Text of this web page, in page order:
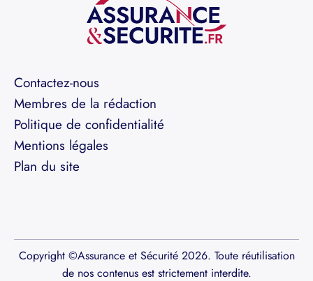
Contactez-nous
Membres de la rédaction
Politique de confidentialité
Mentions légales
Plan du site
Copyright ©Assurance et Sécurité 2026. Toute réutilisation
de nos contenus est strictement interdite.